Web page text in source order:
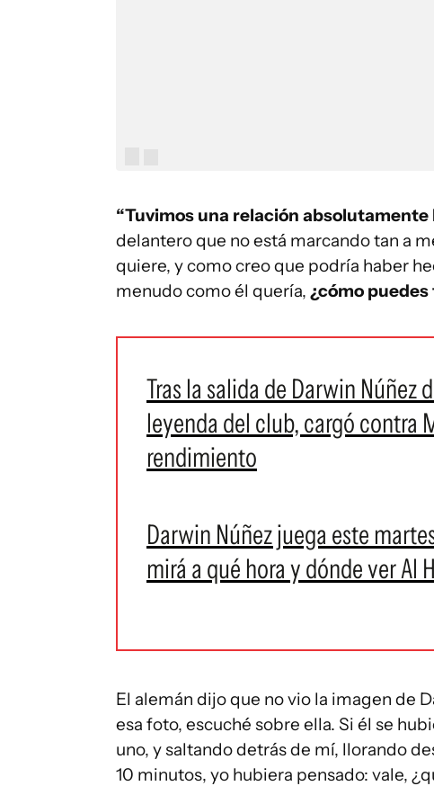
“Tuvimos una relación absolutamente
delantero que no está marcando tan a
quiere, y como creo que podría haber
menudo como él quería, ¿cómo
Tras la salida de Darwin Núñez
leyenda del club, cargó contra
rendimiento
Darwin Núñez juega este
mirá a qué hora y dónde ver Al
El alemán dijo que no vio la imagen de
esa foto, escuché sobre ella. Si él se
uno, y saltando detrás de mí, llorando
10 minutos, yo hubiera pensado: vale,